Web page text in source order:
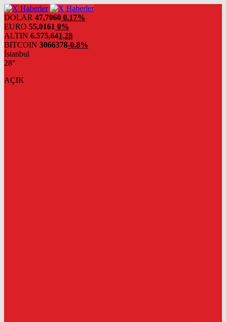
DOLAR 47,7060 0.17%
EURO 55,0161 0%
ALTIN 6.575,641,28
BITCOIN 3066378-0.8%
İstanbul
28°
AÇIK